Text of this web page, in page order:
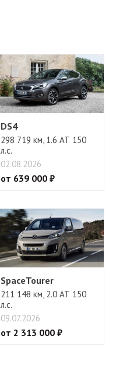
DS4
298 719 км, 1.6 АТ 150
л.с.
02.08.2026
от 639 000 ₽
SpaceTourer
211 148 км, 2.0 АТ 150
л.с.
09.07.2026
от 2 313 000 ₽